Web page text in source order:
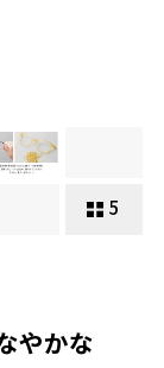
5
やかな